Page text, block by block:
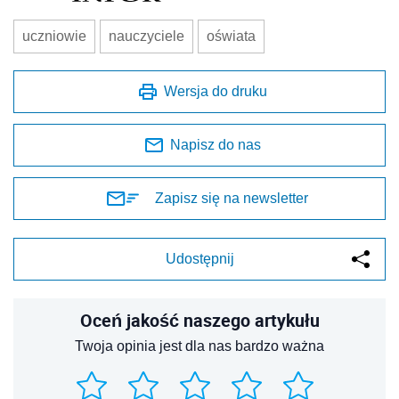
uczniowie nauczyciele oświata
Wersja do druku
Napisz do nas
Zapisz się na newsletter
Udostępnij
Oceń jakość naszego artykułu
Twoja opinia jest dla nas bardzo ważna